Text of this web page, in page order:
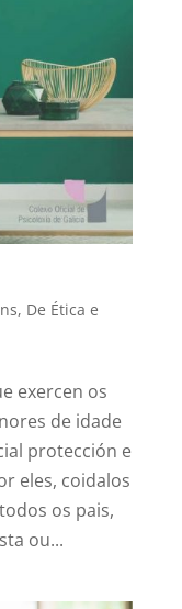
, De Ética e
exercen os
de idade
protección e
eles, coidalos
os pais,
ou...